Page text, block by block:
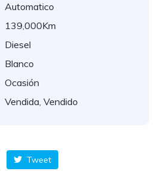
Automatico
139,000Km
Diesel
Blanco
Ocasión
Vendida, Vendido
Tweet